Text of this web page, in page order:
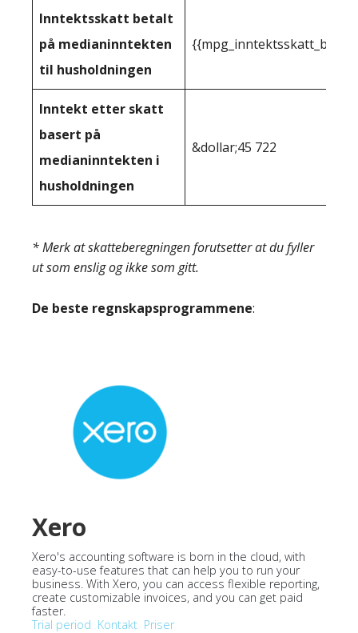
Inntektsskatt betalt
på medianinntekten
til husholdningen
Inntekt etter skatt
basert på
medianinntekten i
husholdningen
&dollar;45 722
* Merk at skatteberegningen forutsetter at du fyller
ut som enslig og ikke som gitt.
De beste regnskapsprogrammene:
Xero
Xero's accounting software is born in the cloud, with
easy-to-use features that can help you to run your
business. With Xero, you can access flexible reporting,
create customizable invoices, and you can get paid
faster.
Trial period Kontakt Priser